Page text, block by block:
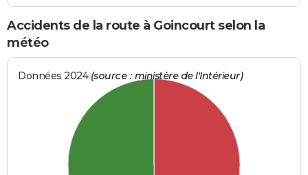
Accidents de la route à Goincourt selon la
météo
Données 2024 (source : ministère de l'Intérieur)